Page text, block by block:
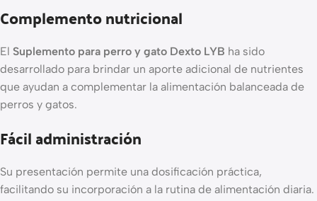
Complemento nutricional
El Suplemento para perro y gato Dexto LYB ha sido
desarrollado para brindar un aporte adicional de nutrientes
que ayudan a complementar la alimentación balanceada de
perros y gatos.
Fácil administración
Su presentación permite una dosificación práctica,
facilitando su incorporación a la rutina de alimentación diaria.